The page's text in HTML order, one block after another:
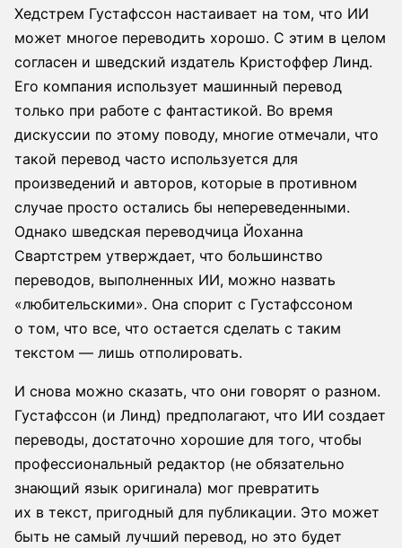
Хедстрем Густафссон настаивает на том, что ИИ
может многое переводить хорошо. С этим в целом
согласен и шведский издатель Кристоффер Линд.
Его компания использует машинный перевод
только при работе с фантастикой. Во время
дискуссии по этому поводу, многие отмечали, что
такой перевод часто используется для
произведений и авторов, которые в противном
случае просто остались бы непереведенными.
Однако шведская переводчица Йоханна
Свартстрем утверждает, что большинство
переводов, выполненных ИИ, можно назвать
«любительскими». Она спорит с Густафссоном
о том, что все, что остается сделать с таким
текстом — лишь отполировать.
И снова можно сказать, что они говорят о разном.
Густафссон (и Линд) предполагают, что ИИ создает
переводы, достаточно хорошие для того, чтобы
профессиональный редактор (не обязательно
знающий язык оригинала) мог превратить
их в текст, пригодный для публикации. Это может
быть не самый лучший перевод, но это будет